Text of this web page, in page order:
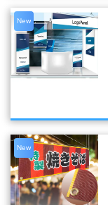
New
New